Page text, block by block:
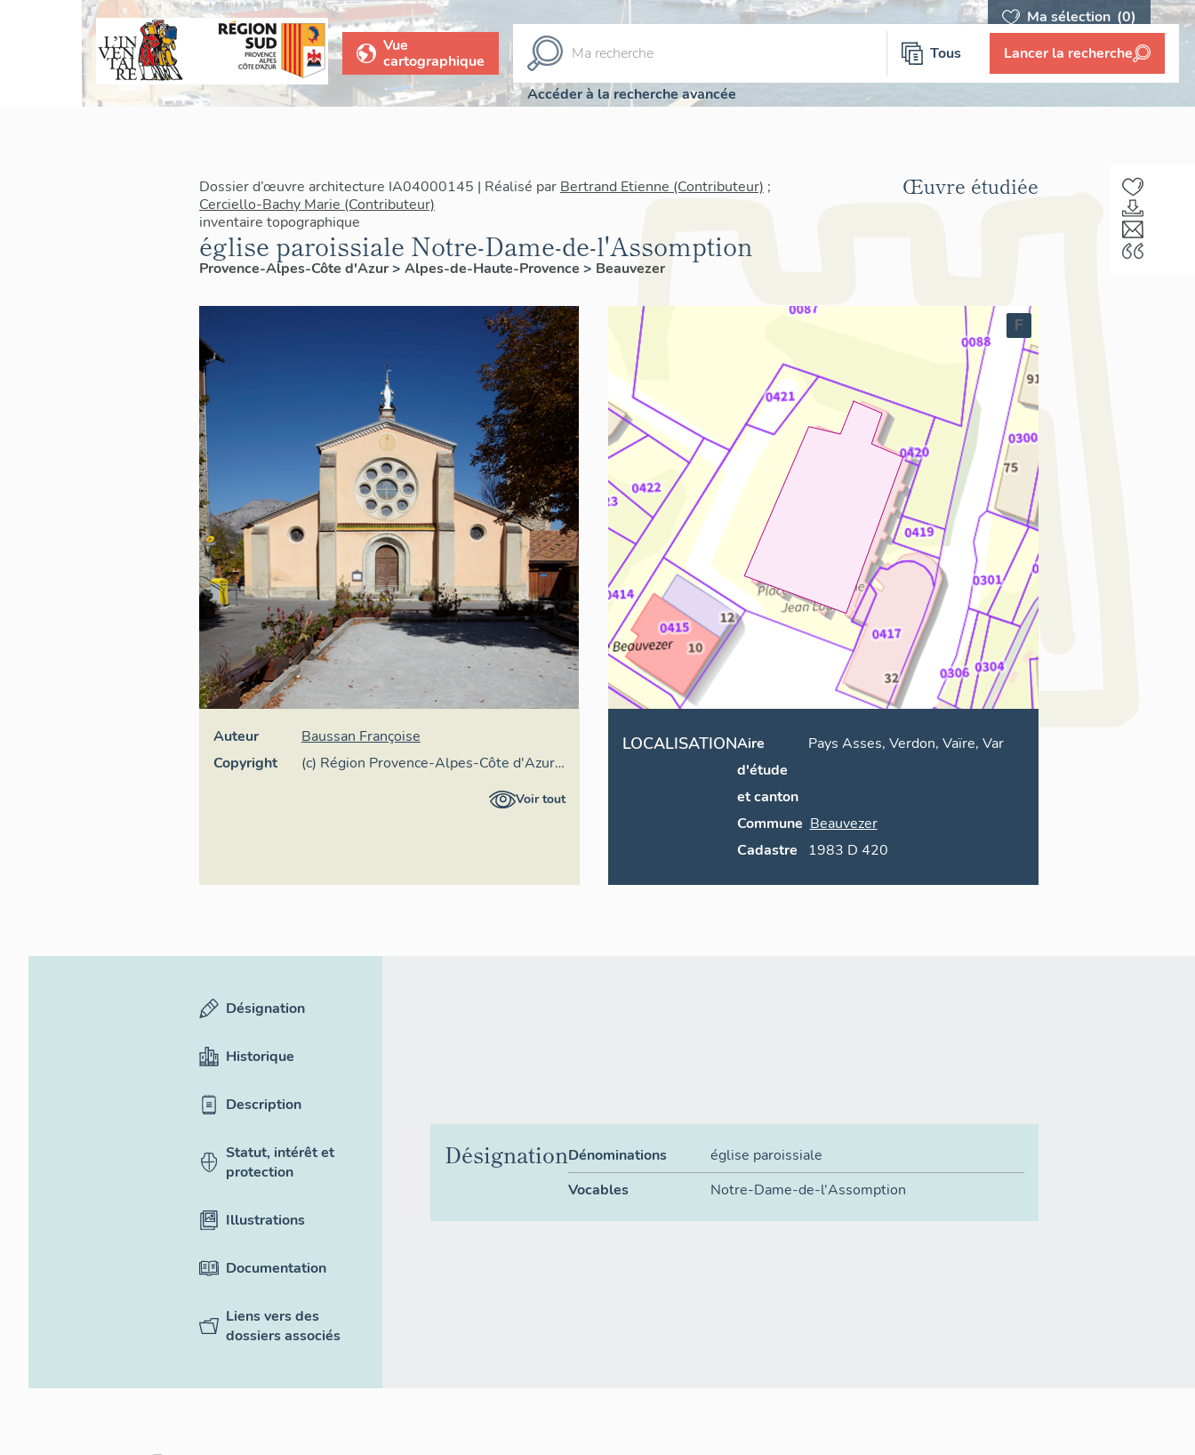
Ma sélection (0)
Vue
cartographique
Tous Lancer la recherche
Accéder à la recherche avancée
Dossier d’œuvre architecture IA04000145 | Réalisé par Bertrand Etienne (Contributeur) ;
Cerciello-Bachy Marie (Contributeur)
inventaire topographique
église paroissiale Notre-Dame-de-l'Assomption
Provence-Alpes-Côte d'Azur> Alpes-de-Haute-Provence > Beauvezer
Œuvre étudiée
Auteur
Baussan Françoise
Copyright
(c) Région Provence-Alpes-Côte d'Azur -
Voir tout
F
LOCALISATIONAire
d'étude
et canton
Pays Asses, Verdon, Vaïre, Var
Commune Beauvezer
Cadastre
1983 D 420
Désignation
Historique
Description
Statut, intérêt et
protection
Illustrations
Documentation
Liens vers des
dossiers associés
DésignationDénominations
église paroissiale
Vocables
Notre-Dame-de-l'Assomption